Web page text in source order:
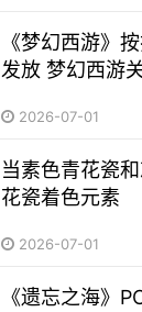
《梦幻西游》
发放 梦幻西游
2026-07-01
当素色青花瓷
花瓷着色元素
2026-07-01
《遗忘之海》